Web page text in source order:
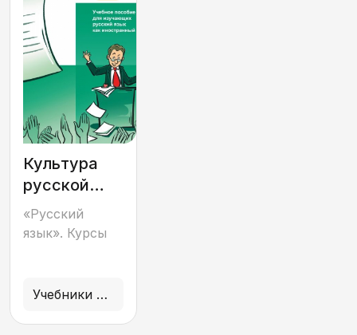
Культура
русской
речи
«Русский
язык». Курсы
Учебники и учебные пособия